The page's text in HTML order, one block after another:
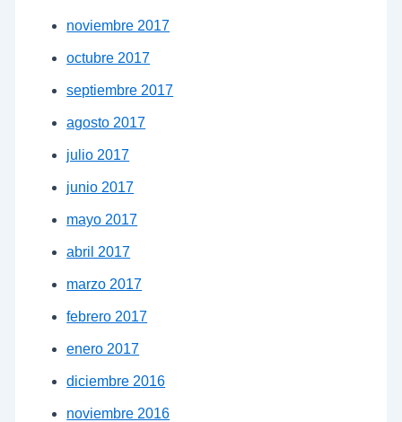
noviembre 2017
octubre 2017
septiembre 2017
agosto 2017
julio 2017
junio 2017
mayo 2017
abril 2017
marzo 2017
febrero 2017
enero 2017
diciembre 2016
noviembre 2016